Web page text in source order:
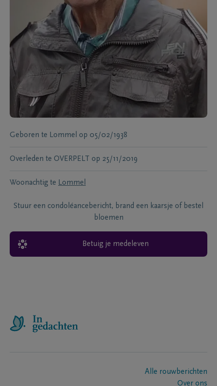
Geboren te Lommel op 05/02/1938
Overleden te OVERPELT op 25/11/2019
Woonachtig te Lommel
Stuur een condoléancebericht, brand een kaarsje of bestel
bloemen
Betuig je medeleven
Alle rouwberichten
Over ons